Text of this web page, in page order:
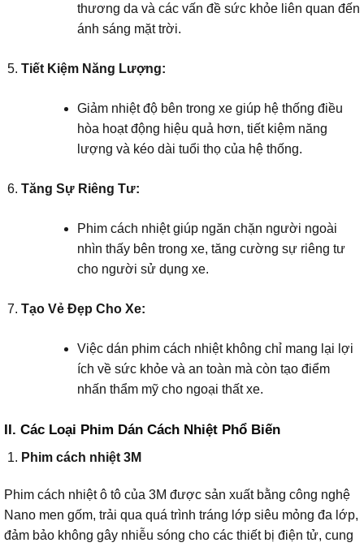
thương da và các vấn đề sức khỏe liên quan đến
ánh sáng mặt trời.
Tiết Kiệm Năng Lượng:
Giảm nhiệt độ bên trong xe giúp hệ thống điều
hòa hoạt động hiệu quả hơn, tiết kiệm năng
lượng và kéo dài tuổi thọ của hệ thống.
Tăng Sự Riêng Tư:
Phim cách nhiệt giúp ngăn chặn người ngoài
nhìn thấy bên trong xe, tăng cường sự riêng tư
cho người sử dụng xe.
Tạo Vẻ Đẹp Cho Xe:
Việc dán phim cách nhiệt không chỉ mang lại lợi
ích về sức khỏe và an toàn mà còn tạo điểm
nhấn thẩm mỹ cho ngoại thất xe.
II. Các Loại Phim Dán Cách Nhiệt Phổ Biến
Phim cách nhiệt 3M
Phim cách nhiệt ô tô của 3M được sản xuất bằng công nghệ
Nano men gốm, trải qua quá trình tráng lớp siêu mỏng đa lớp,
đảm bảo không gây nhiễu sóng cho các thiết bị điện tử, cung